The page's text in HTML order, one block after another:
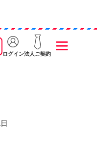
ログイン法人ご契約